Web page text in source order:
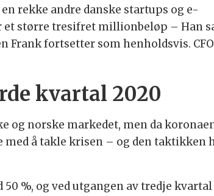
rekke andre danske startups og e-
større tresifret millionbeløp – Han
fortsetter som henholdsvis. CFO
kvartal 2020
og norske markedet, men da
med å takle krisen – og den taktikken
%, og ved utgangen av tredje kvartal